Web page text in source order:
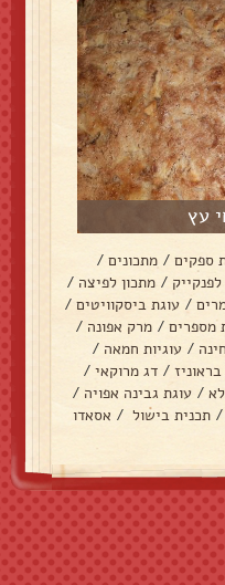
עץ
ספקים / מתכונים /
/ מתכון לפיצה /
/ עוגת ביסקוויטים /
מספרים / מרק אפונה /
/ עוגיות חמאה /
בראוניז / דג מרוקאי /
/ עוגת גבינה אפויה /
/ תכנית בישול / אסאדו